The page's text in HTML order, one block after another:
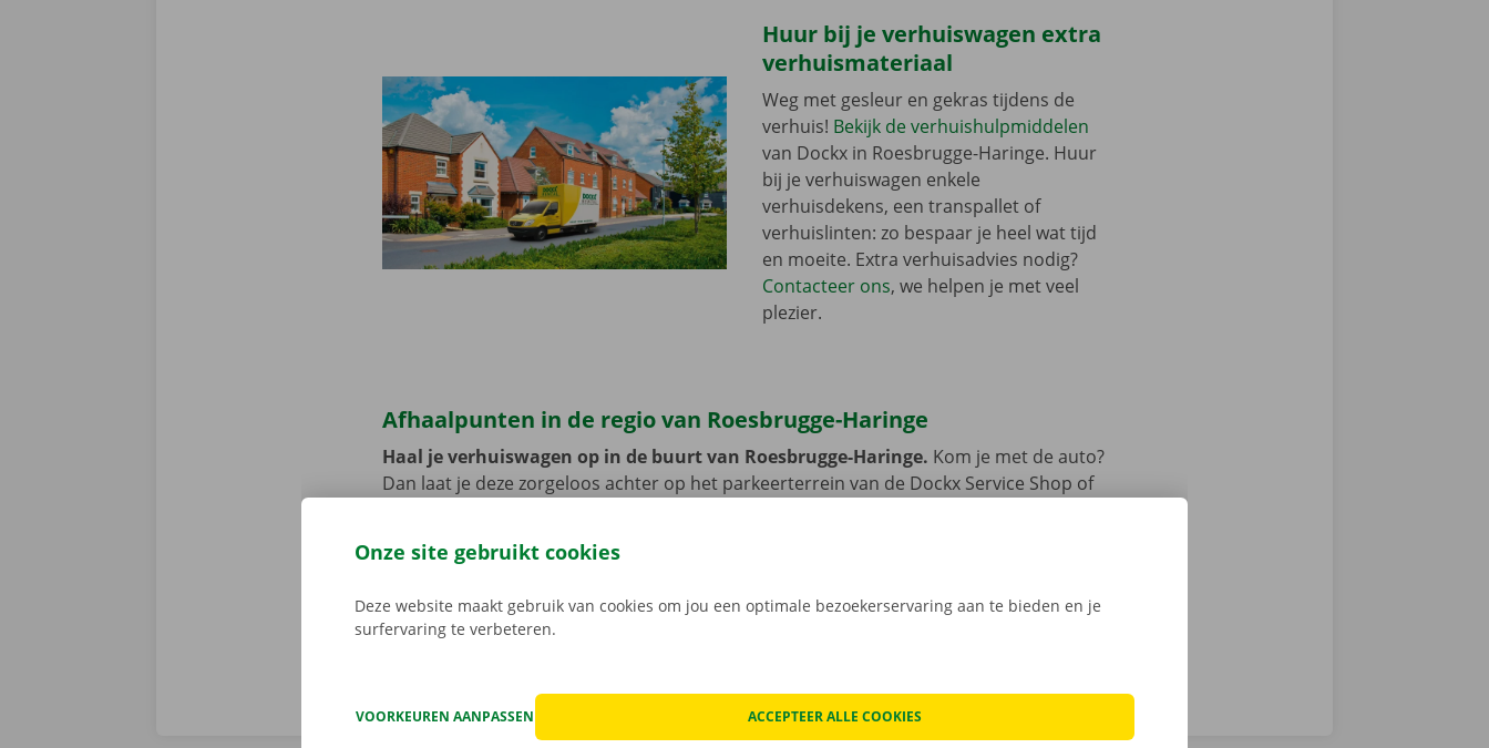
Huur bij je verhuiswagen extra
verhuismateriaal
Weg met gesleur en gekras tijdens de
verhuis! Bekijk de verhuishulpmiddelen
van Dockx in Roesbrugge-Haringe. Huur
bij je verhuiswagen enkele
verhuisdekens, een transpallet of
verhuislinten: zo bespaar je heel wat tijd
en moeite. Extra verhuisadvies nodig?
Contacteer ons, we helpen je met veel
plezier.
Afhaalpunten in de regio van Roesbrugge-Haringe
Haal je verhuiswagen op in de buurt van Roesbrugge-Haringe. Kom je met de auto?
Dan laat je deze zorgeloos achter op het parkeerterrein van de Dockx Service Shop of
Onze afhaalpunten zijn bereikbaar met bus of tram.
Onze site gebruikt cookies
Deze website maakt gebruik van cookies om jou een optimale bezoekerservaring aan te bieden en je
surfervaring te verbeteren.
VOORKEUREN AANPASSEN ACCEPTEER ALLE COOKIES